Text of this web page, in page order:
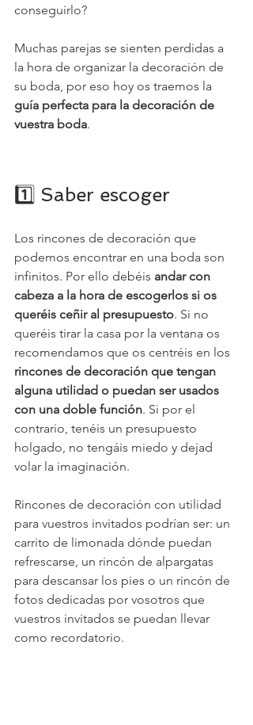
conseguirlo?
Muchas parejas se sienten perdidas a
la hora de organizar la decoración de
su boda, por eso hoy os traemos la
guía perfecta para la decoración de
vuestra boda.
1️⃣ Saber escoger
Los rincones de decoración que
podemos encontrar en una boda son
infinitos. Por ello debéis andar con
cabeza a la hora de escogerlos si os
queréis ceñir al presupuesto. Si no
queréis tirar la casa por la ventana os
recomendamos que os centréis en los
rincones de decoración que tengan
alguna utilidad o puedan ser usados
con una doble función. Si por el
contrario, tenéis un presupuesto
holgado, no tengáis miedo y dejad
volar la imaginación.
Rincones de decoración con utilidad
para vuestros invitados podrían ser: un
carrito de limonada dónde puedan
refrescarse, un rincón de alpargatas
para descansar los pies o un rincón de
fotos dedicadas por vosotros que
vuestros invitados se puedan llevar
como recordatorio.